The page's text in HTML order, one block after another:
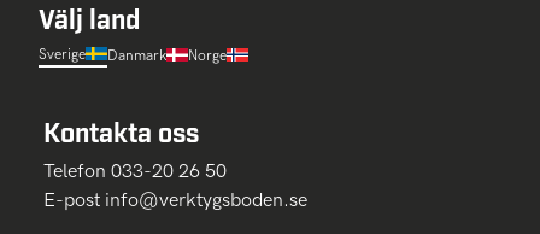
Välj land
Sverige Danmark Norge
Kontakta oss
Telefon 033-20 26 50
E-post info@verktygsboden.se